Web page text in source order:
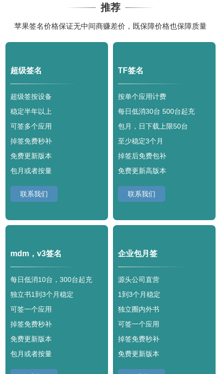
推荐
苹果签名价格保证无中间商赚差价，既保障价格也保障质量
超级签名
超级签按设备
稳定半年以上
可签多个应用
掉签免费秒补
免费更新版本
包月或者按量
联系我们
TF签名
按单个应用计费
每日低消30台 500台起充
包月，日下载上限50台
至少稳定3个月
掉签后免费包补
免费更新高版本
联系我们
mdm，v3签名
每日低消10台，300台起充
独立书1到3个月稳定
可签一个应用
掉签免费秒补
免费更新版本
包月或者按量
企业包月签
源头公司直营
1到3个月稳定
独立圈内外书
可签一个应用
掉签免费秒补
免费更新版本